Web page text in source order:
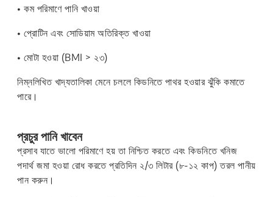
• কম পরিমাণে পানি খাওয়া
• প্রোটিন এবং সোডিয়াম অতিরিক্ত খাওয়া
• মোটা হওয়া (BMI > ২৩)
নিম্নলিখিত খাদ্যতালিকা মেনে চললে কিডনিতে পাথর হওয়ার ঝুঁকি কমাতে
পারে।
প্রচুর পানি খাবেন
প্রসাব যাতে ভালো পরিমাণে হয় তা নিশ্চিত করতে এবং কিডনিতে খনিজ
পদার্থ জমা হওয়া রোধ করতে প্রতিদিন ২/৩ লিটার (৮-১২ কাপ) তরল পানীয়
পান করুন।